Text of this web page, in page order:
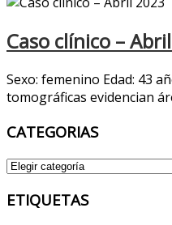
Caso clínico –
Sexo: femenino Edad: 43
tomográficas evidencian
CATEGORIAS
CATEGORIAS
ETIQUETAS